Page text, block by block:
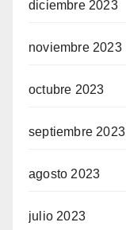
diciembre 2023
noviembre 2023
octubre 2023
septiembre 2023
agosto 2023
julio 2023